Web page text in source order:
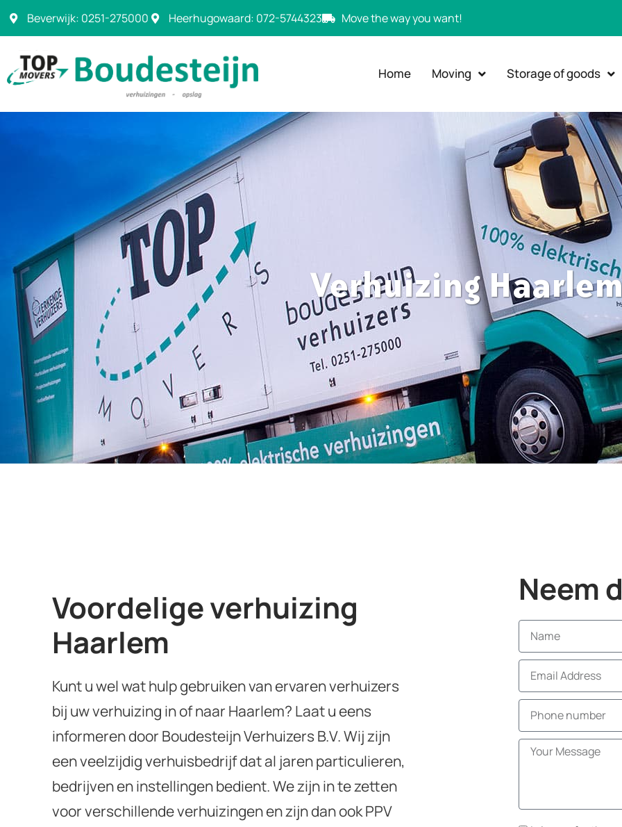
Beverwijk: 0251-275000 Heerhugowaard: 072-5744323 Move the way you want!
Home Moving Storage of goods
Verhuizing Haarlem
Voordelige verhuizing
Haarlem
Kunt u wel wat hulp gebruiken van ervaren verhuizers
bij uw verhuizing in of naar Haarlem? Laat u eens
informeren door Boudesteijn Verhuizers B.V. Wij zijn
een veelzijdig verhuisbedrijf dat al jaren particulieren,
bedrijven en instellingen bedient. We zijn in te zetten
voor verschillende verhuizingen en zijn dan ook PPV
Neem